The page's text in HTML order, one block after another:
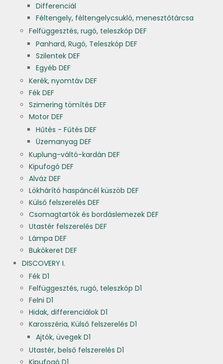
Differenciál
Féltengely, féltengelycsukló, menesztőtárcsa
Felfüggesztés, rugó, teleszkóp DEF
Panhard, Rugó, Teleszkóp DEF
Szilentek DEF
Egyéb DEF
Kerék, nyomtáv DEF
Fék DEF
Szimering tömítés DEF
Motor DEF
Hűtés - Fűtés DEF
Üzemanyag DEF
Kuplung-váltó-kardán DEF
Kipufogó DEF
Alváz DEF
Lökhárító haspáncél küszöb DEF
Külső felszerelés DEF
Csomagtartók és bordáslemezek DEF
Utastér felszerelés DEF
Lámpa DEF
Bukókeret DEF
DISCOVERY I.
Fék D1
Felfüggesztés, rugó, teleszkóp D1
Felni D1
Hidak, differenciálok D1
Karosszéria, Külső felszerelés D1
Ajtók, üvegek D1
Utastér, belső felszerelés D1